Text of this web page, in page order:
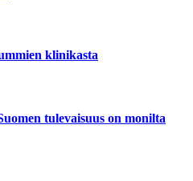
klinikasta
tulevaisuus on monilta